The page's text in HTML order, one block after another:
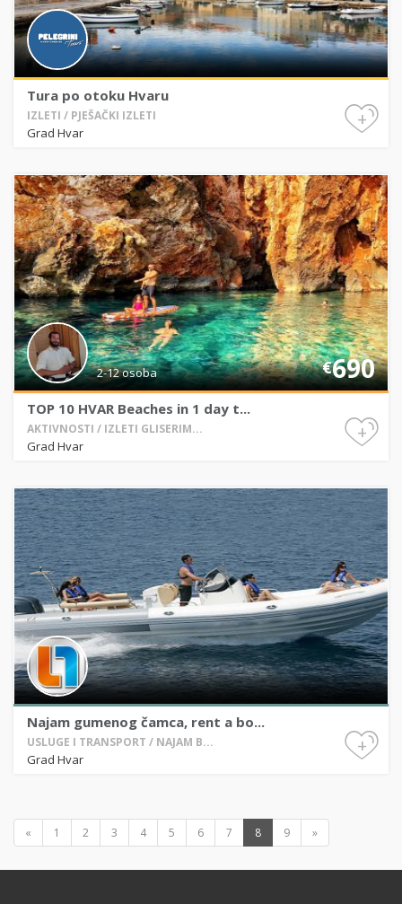
Tura po otoku Hvaru
IZLETI / PJEŠAČKI IZLETI
Grad Hvar
+
2-12 osoba €690
TOP 10 HVAR Beaches in 1 day t...
AKTIVNOSTI / IZLETI GLISERIM...
Grad Hvar
+
Najam gumenog čamca, rent a bo...
USLUGE I TRANSPORT / NAJAM B...
Grad Hvar
+
« 1 2 3 4 5 6 7 8 9 »